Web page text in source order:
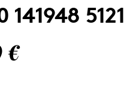
141948 5121
€